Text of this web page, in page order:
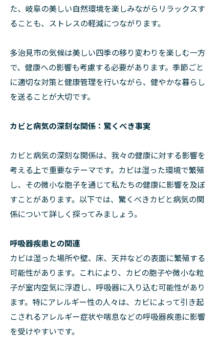
た、岐阜の美しい自然環境を楽しみながらリラックスす
ることも、ストレスの軽減につながります。
多治見市の気候は美しい四季の移り変わりを楽しむ一方
で、健康への影響も考慮する必要があります。季節ごと
に適切な対策と健康管理を行いながら、健やかな暮らし
を送ることが大切です。
カビと病気の深刻な関係：驚くべき事実
カビと病気の深刻な関係は、我々の健康に対する影響を
考える上で重要なテーマです。カビは湿った環境で繁殖
し、その微小な胞子を通じて私たちの健康に影響を及ぼ
すことがあります。以下では、驚くべきカビと病気の関
係について詳しく探ってみましょう。
呼吸器疾患との関連
カビは湿った場所や壁、床、天井などの表面に繁殖する
可能性があります。これにより、カビの胞子や微小な粒
子が室内空気に浮遊し、呼吸器に入り込む可能性があり
ます。特にアレルギー性の人々は、カビによって引き起
こされるアレルギー症状や喘息などの呼吸器疾患に影響
を受けやすいです。